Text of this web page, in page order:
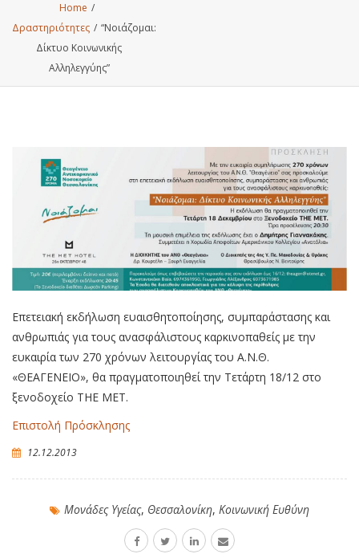
Home /
Δραστηριότητες / “Νοιάζομαι:
Δίκτυο Κοινωνικής
Αλληλεγγύης”
Επετειακή εκδήλωση ευαισθητοποίησης, συμπαράστασης και
ανθρωπιάς για τους ανασφάλιστους καρκινοπαθείς με την
ευκαιρία των 270 χρόνων λειτουργίας του Α.Ν.Θ.
«ΘΕΑΓΕΝΕΙΟ», θα πραγματοποιηθεί την Τετάρτη 18/12 στο
ξενοδοχείο THE MET.
Επιστολή Πρόσκλησης
12.12.2013
Μονάδες Υγείας, Θεσσαλονίκη, Κοινωνική Ευθύνη